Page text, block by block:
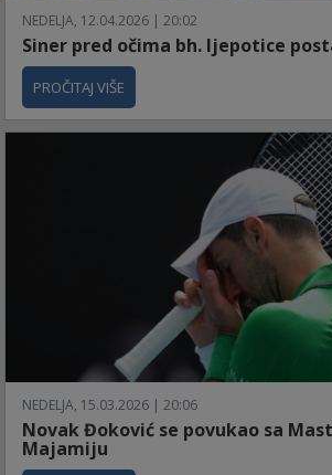
NEDELJA, 12.04.2026 | 20:02
Siner pred očima bh. ljepotice
PROČITAJ VIŠE
NEDELJA, 15.03.2026 | 20:06
Novak Đoković se povukao sa
Majamiju